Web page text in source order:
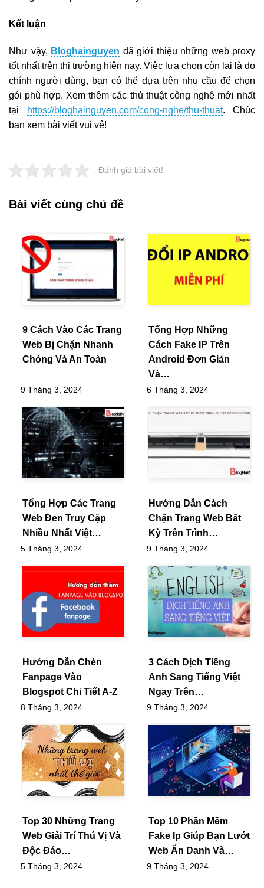
Kết luận
Như vậy, Bloghainguyen đã giới thiệu những web proxy
tốt nhất trên thị trường hiện nay. Việc lựa chọn còn lại là do
chính người dùng, bạn có thể dựa trên nhu cầu để chọn
gói phù hợp. Xem thêm các thủ thuật công nghệ mới nhất
tại
https://bloghainguyen.com/cong-nghe/thu-thuat. Chúc
bạn xem bài viết vui vẻ!
Đánh giá bài viết!
Bài viết cùng chủ đề
9 Cách Vào Các Trang
Web Bị Chặn Nhanh
Chóng Và An Toàn
9 Tháng 3, 2024
Tổng Hợp Những
Cách Fake IP Trên
Android Đơn Giản
Và…
6 Tháng 3, 2024
Tổng Hợp Các Trang
Web Đen Truy Cập
Nhiều Nhất Việt…
5 Tháng 3, 2024
Hướng Dẫn Cách
Chặn Trang Web Bất
Kỳ Trên Trình…
9 Tháng 3, 2024
Hướng Dẫn Chèn
Fanpage Vào
Blogspot Chi Tiết A-Z
8 Tháng 3, 2024
3 Cách Dịch Tiếng
Anh Sang Tiếng Việt
Ngay Trên…
9 Tháng 3, 2024
Top 30 Những Trang
Web Giải Trí Thú Vị Và
Độc Đáo…
5 Tháng 3, 2024
Top 10 Phần Mềm
Fake Ip Giúp Bạn Lướt
Web Ẩn Danh Và…
9 Tháng 3, 2024